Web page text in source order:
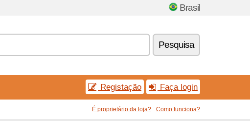
Brasil
Pesquisa
Registação Faça login
É proprietário da loja? Como funciona?